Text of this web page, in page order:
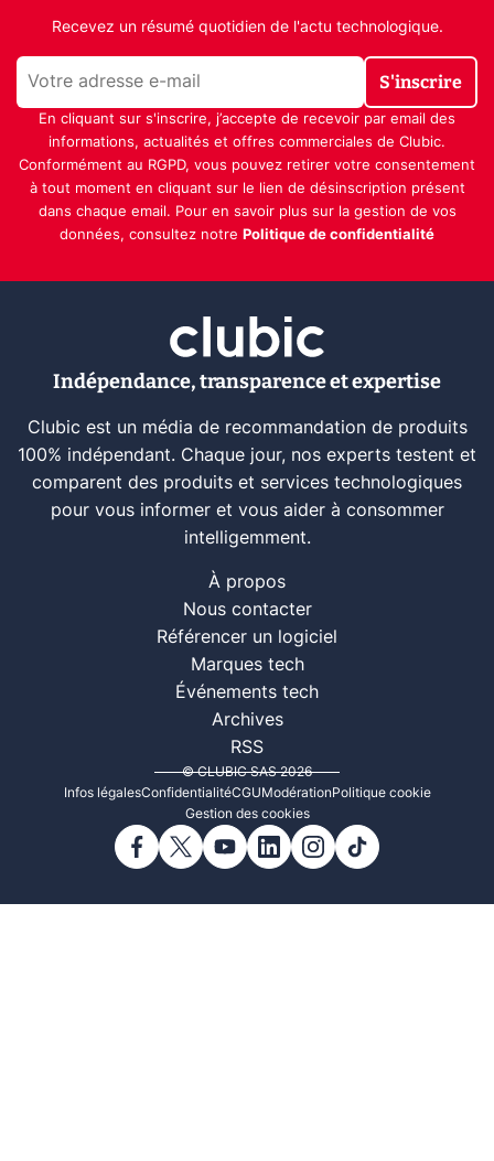
Recevez un résumé quotidien de l'actu technologique.
S'inscrire
En cliquant sur s'inscrire, j’accepte de recevoir par email des
informations, actualités et offres commerciales de Clubic.
Conformément au RGPD, vous pouvez retirer votre consentement
à tout moment en cliquant sur le lien de désinscription présent
dans chaque email. Pour en savoir plus sur la gestion de vos
données, consultez notre Politique de confidentialité
Indépendance, transparence et expertise
Clubic est un média de recommandation de produits
100% indépendant. Chaque jour, nos experts testent et
comparent des produits et services technologiques
pour vous informer et vous aider à consommer
intelligemment.
À propos
Nous contacter
Référencer un logiciel
Marques tech
Événements tech
Archives
RSS
© CLUBIC SAS 2026
Infos légalesConfidentialitéCGUModérationPolitique cookie
Gestion des cookies